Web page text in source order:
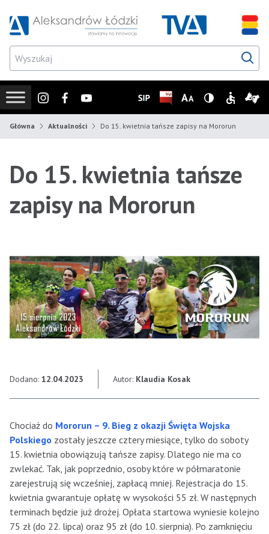
Główna Aktualności Do 15. kwietnia tańsze zapisy na Mororun
Do 15. kwietnia tańsze
zapisy na Mororun
Dodano: 12.04.2023 Autor: Klaudia Kosak
Chociaż do Mororun – 9. Bieg z okazji Święta Wojska
Polskiego zostały jeszcze cztery miesiące, tylko do soboty
15. kwietnia obowiązują tańsze zapisy. Dlatego nie ma co
zwlekać. Tak, jak poprzednio, osoby które w półmaratonie
zarejestrują się wcześniej, zapłacą mniej. Rejestracja do 15.
kwietnia gwarantuje opłatę w wysokości 55 zł. W następnych
terminach będzie już drożej. Opłata startowa wyniesie kolejno
75 zł (do 22. lipca) oraz 95 zł (do 10. sierpnia). Po zamknięciu